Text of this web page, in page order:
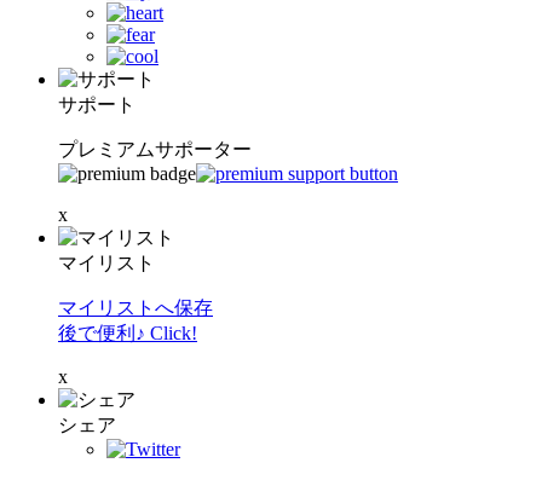
サポート
プレミアムサポーター
x
マイリスト
マイリストへ保存
後で便利♪ Click!
x
シェア